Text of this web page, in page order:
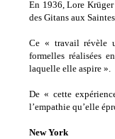
En 1936, Lore
des Gitans aux
Ce « travail révèle
formelles réalisées
laquelle elle aspire ».
De « cette
l’empathie qu’elle
New York